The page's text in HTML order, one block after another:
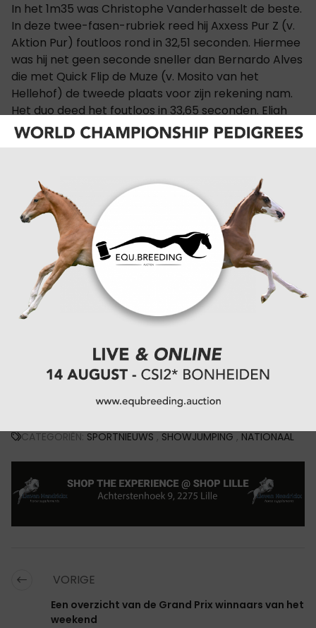
In het 1m35 was Christophe Vanderhasselt de beste.
In deze twee-fasen-rubriek reed hij Axxess Pur Z (v.
Aktion Pur) foutloos rond in 32,51 seconden. Hiermee
was hij net geen seconde sneller dan Bernardo Alves
die met Quick Flip de Muze (v. Mosito van het
Hellehof) de tweede plaats voor zijn rekening nam.
Het duo deed het foutloos in 33,65 seconden. Eliah
Pieter en Pure Actio from Second Life Z (v. Picasso Z)
vervolledigden de top drie na een foutloze ronde in
Hans van Laer (King Kong van't Laerhof Z) en
Christophe Vanderhasselt (Remaldparflam vd
Kleyenberg) vervolledigden de top vijf.
In het 1m25 reed Thomas Leemans Petrouska DM Z
(v. Peppermill) naar de overwinning. Het duo deed
het foutloos in 29,54 seconden. Charlott Blevi
(Cobolensky) en Vincent Bourguignon (Sans SOuci
Klik hier voor de resultaten
CATEGORIËN: SPORTNIEUWS , SHOWJUMPING , NATIONAAL
VORIGE
Een overzicht van de Grand Prix winnaars van het
weekend